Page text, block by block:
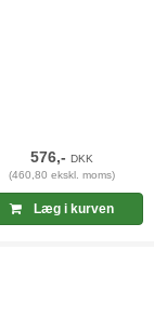
576,-DKK
(460,80 ekskl. moms)
Læg i kurven